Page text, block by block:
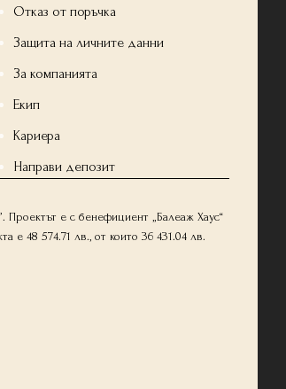
Отказ от поръчка
Защита на личните данни
За компанията
Екип
Кариера
Направи депозит
Проектът е с бенефициент „Балеаж Хаус“
48 574.71 лв., от които 36 431.04 лв.